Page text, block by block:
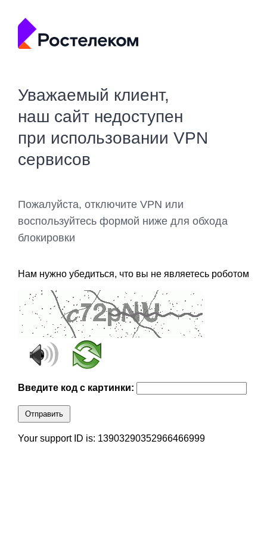
Уважаемый клиент,
наш сайт недоступен
при использовании VPN
сервисов
Пожалуйста, отключите VPN или
воспользуйтесь формой ниже для обхода
блокировки
Нам нужно убедиться, что вы не являетесь роботом
Введите код с картинки:
Отправить
Your support ID is: 13903290352966466999